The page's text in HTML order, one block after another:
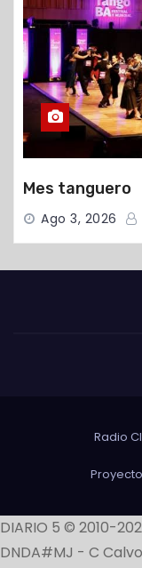
Mes tanguero
Ago 3, 2026
Radio
DIARIO 5 © 2010-
DNDA#MJ - C